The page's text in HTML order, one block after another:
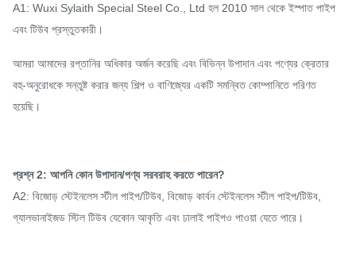
A1: Wuxi Sylaith Special Steel Co., Ltd হল 2010 সাল থেকে ইস্পাত পাইপ
এবং টিউব প্রস্তুতকারী।
আমরা আমাদের রপ্তানির অধিকার অর্জন করেছি এবং বিভিন্ন উপাদান এবং পণ্যের ক্রেতার
বহু-অনুরোধকে সন্তুষ্ট করার জন্য শিল্প ও বাণিজ্যের একটি সমন্বিত কোম্পানিতে পরিণত
হয়েছি।
প্রশ্ন 2: আপনি কোন উপাদান/পণ্য সরবরাহ করতে পারেন?
A2: বিজোড় স্টেইনলেস স্টীল পাইপ/টিউব, বিজোড় কার্বন স্টেইনলেস স্টীল পাইপ/টিউব,
গ্যালভানাইজড স্টিল টিউব যেকোন আকৃতি এবং ঢালাই পাইপও পাওয়া যেতে পারে।